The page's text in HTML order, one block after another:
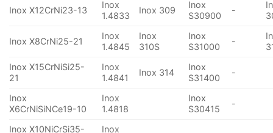
Inox X12CrNi23-13
Inox
1.4833
Inox 309
Inox
S30900
-
Inox X8CrNi25-21
Inox
1.4845
Inox
310S
Inox
S31000
-
Inox X15CrNiSi25-
21
Inox
1.4841
Inox 314
Inox
S31400
-
Inox
X6CrNiSiNCe19-10
Inox
1.4818
Inox
S30415
-
Inox X10NiCrSi35-
Inox